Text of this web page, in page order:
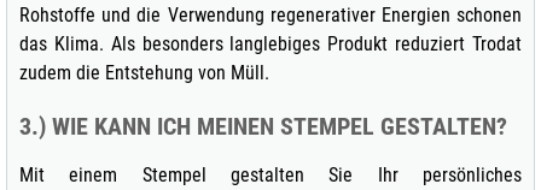
Rohstoffe und die Verwendung regenerativer Energien schonen
das Klima. Als besonders langlebiges Produkt reduziert Trodat
zudem die Entstehung von Müll.
3.) WIE KANN ICH MEINEN STEMPEL GESTALTEN?
Mit einem Stempel gestalten Sie Ihr persönliches